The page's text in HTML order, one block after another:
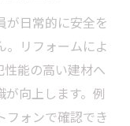
が日常的に安全を
。リフォームによ
性能の高い建材へ
向上します。例
フォンで確認でき